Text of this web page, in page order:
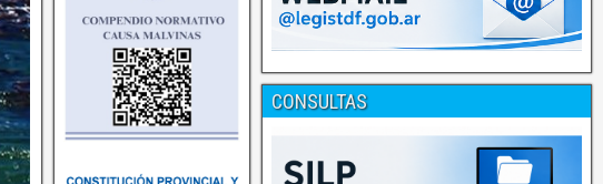
CONSULTAS